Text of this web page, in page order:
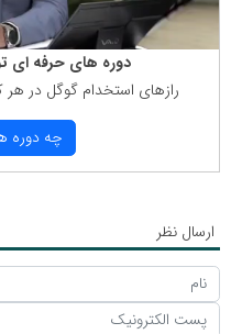
دوره های حرفه ای
رازهای استخدام گوگل در
چه دوره
ارسال نظر